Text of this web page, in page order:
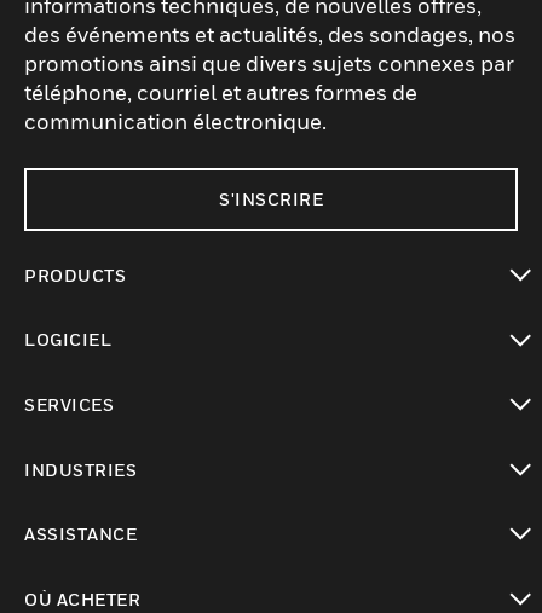
informations techniques, de nouvelles offres,
des événements et actualités, des sondages, nos
promotions ainsi que divers sujets connexes par
téléphone, courriel et autres formes de
communication électronique.
S'INSCRIRE
PRODUCTS
LOGICIEL
SERVICES
INDUSTRIES
ASSISTANCE
OÙ ACHETER